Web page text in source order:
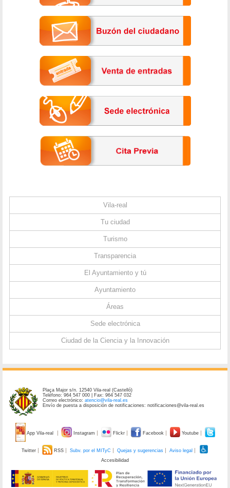
Vila-real
Tu ciudad
Turismo
Transparencia
El Ayuntamiento y tú
Ayuntamiento
Áreas
Sede electrónica
Ciudad de la Ciencia y la Innovación
Plaça Major s/n. 12540 Vila-real (Castelló)
Teléfono: 964 547 000 | Fax: 964 547 032
Correo electrónico:atencio@vila-real.es
Envío de puesta a disposición de notificaciones: notificaciones@vila-real.es
App Vila-real Instagram Flickr Facebook Youtube
Twitter RSS Subv. por el MITyC Quejas y sugerencias
Aviso legal
Accesibilidad